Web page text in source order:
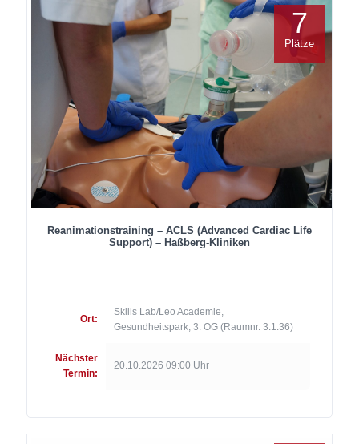
Reanimationstraining – ACLS (Advanced Cardiac Life
Support) – Haßberg-Kliniken
Ort:
Skills Lab/Leo Academie,
Gesundheitspark, 3. OG (Raumnr. 3.1.36)
Nächster
Termin:
20.10.2026 09:00 Uhr
7
Plätze